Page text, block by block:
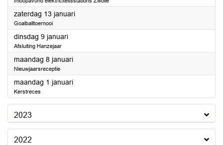
zaterdag 13 januari2024
Goalballtoernooi
dinsdag 9 januari2024
Afsluiting Hanzejaar
maandag 8 januari2024
Nieuwjaarsreceptie
maandag 1 januari2024
Kerstreces
2023
2022